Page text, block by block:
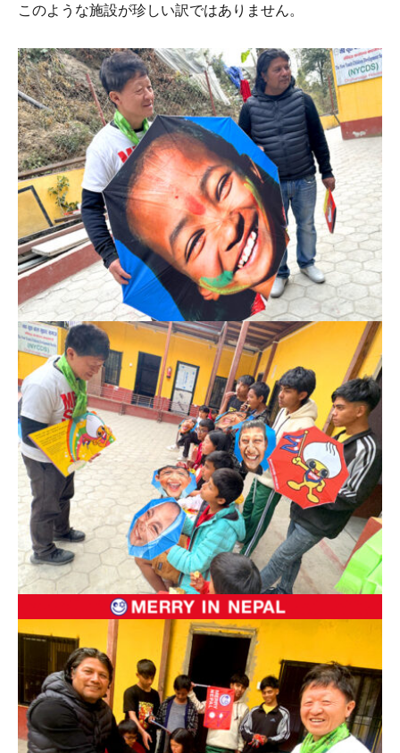
このような施設が珍しい訳ではありません。